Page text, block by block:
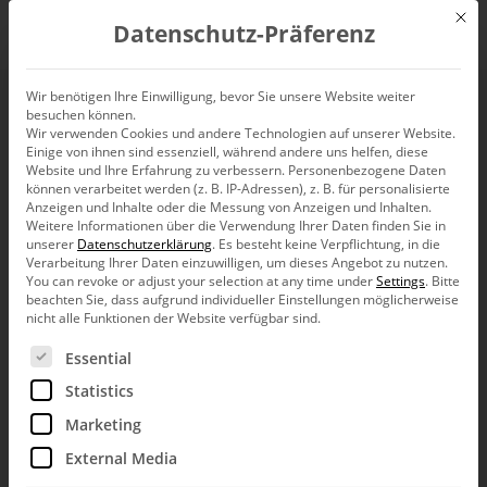
EN
The scale is your
message
Keeping your scales intact is one of the cardinal rules of
serious data visualization. In fact, chopping the axes is one
of the most common forms of data manipulation. Stretching
or squishing the scale is equally taboo.
The following charts all show the price of BMW shares from
January 2, 2007 – May 3, 2007. See for yourself how their
impact varies based on the chosen relationship between
Mit
Datenschutz-Präferenz
Wir benötigen Ihre Einwilligung, bevor Sie unsere Website weiter
besuchen können.
Wir verwenden Cookies und andere Technologien auf unserer Website.
Einige von ihnen sind essenziell, während andere uns helfen, diese
Website und Ihre Erfahrung zu verbessern. Personenbezogene Daten
können verarbeitet werden (z. B. IP-Adressen), z. B. für personalisierte
Anzeigen und Inhalte oder die Messung von Anzeigen und Inhalten.
Weitere Informationen über die Verwendung Ihrer Daten finden Sie in
unserer Datenschutzerklärung. Es besteht keine Verpflichtung, in die
Verarbeitung Ihrer Daten einzuwilligen, um dieses Angebot zu nutzen.
You can revoke or adjust your selection at any time underSettings. Bitte
beachten Sie, dass aufgrund individueller Einstellungen möglicherweise
nicht alle Funktionen der Website verfügbar sind.
Es folgt eine Liste der Service-Gruppen, für die eine
Essential
Statistics
Marketing
External Media